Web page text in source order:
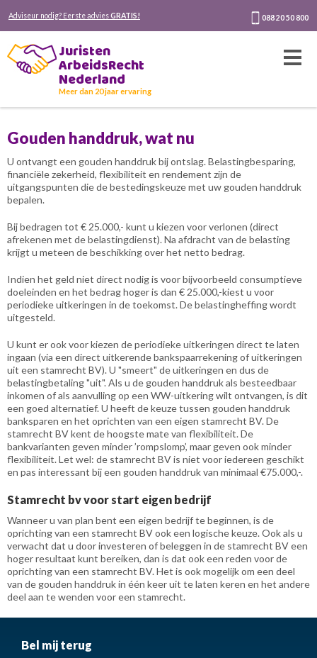
Adviseur nodig? Eerste adviesGRATIS! 088 20 50 800
Juristen
ArbeidsRecht
Nederland
Meer dan 20 jaar ervaring
Gouden handdruk, wat nu
U ontvangt een gouden handdruk bij ontslag. Belastingbesparing,
financiële zekerheid, flexibiliteit en rendement zijn de
uitgangspunten die de bestedingskeuze met uw gouden handdruk
bepalen.
Bij bedragen tot € 25.000,- kunt u kiezen voor verlonen (direct
afrekenen met de belastingdienst). Na afdracht van de belasting
krijgt u meteen de beschikking over het netto bedrag.
Indien het geld niet direct nodig is voor bijvoorbeeld consumptieve
doeleinden en het bedrag hoger is dan € 25.000,-kiest u voor
periodieke uitkeringen in de toekomst. De belastingheffing wordt
uitgesteld.
U kunt er ook voor kiezen de periodieke uitkeringen direct te laten
ingaan (via een direct uitkerende bankspaarrekening of uitkeringen
uit een stamrecht BV). U "smeert" de uitkeringen en dus de
belastingbetaling "uit". Als u de gouden handdruk als besteedbaar
inkomen of als aanvulling op een WW-uitkering wilt ontvangen, is dit
een goed alternatief. U heeft de keuze tussen gouden handdruk
banksparen en het oprichten van een eigen stamrecht BV. De
stamrecht BV kent de hoogste mate van flexibiliteit. De
bankvarianten geven minder ’rompslomp’, maar geven ook minder
flexibiliteit. Let wel: de stamrecht BV is niet voor iedereen geschikt
en pas interessant bij een gouden handdruk van minimaal €75.000,-.
Stamrecht bv voor start eigen bedrijf
Wanneer u van plan bent een eigen bedrijf te beginnen, is de
oprichting van een stamrecht BV ook een logische keuze. Ook als u
verwacht dat u door investeren of beleggen in de stamrecht BV een
hoger resultaat kunt bereiken, dan is dat ook een reden voor de
oprichting van een stamrecht BV. Het is ook mogelijk om een deel
van de gouden handdruk in één keer uit te laten keren en het andere
deel aan te wenden voor een stamrecht.
Bel mij terug